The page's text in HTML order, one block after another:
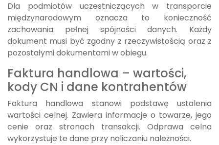
Dla podmiotów uczestniczących w transporcie
międzynarodowym oznacza to konieczność
zachowania pełnej spójności danych. Każdy
dokument musi być zgodny z rzeczywistością oraz z
pozostałymi dokumentami w obiegu.
Faktura handlowa – wartości,
kody CN i dane kontrahentów
Faktura handlowa stanowi podstawę ustalenia
wartości celnej. Zawiera informacje o towarze, jego
cenie oraz stronach transakcji. Odprawa celna
wykorzystuje te dane przy naliczaniu należności.